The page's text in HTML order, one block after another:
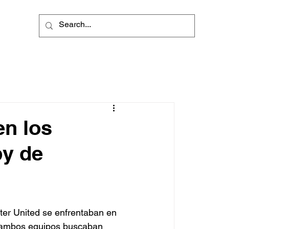
los
de
United se enfrentaban en
equipos buscaban